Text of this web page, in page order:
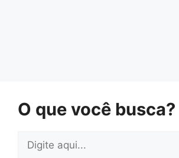
O que você busca?
Pesquisar